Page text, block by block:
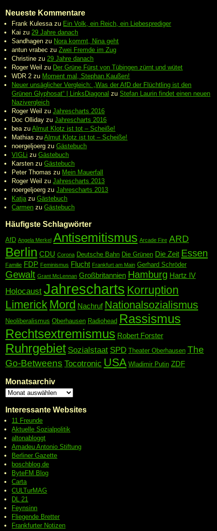
Neueste Kommentare
Frank Kulessa zu Ein Volk, ein Reich, ein Liebesprediger
Kai zu 29 Jahre danach
Sandhagen zu Nora kommt, Nina geht
antun vrabec zuZwei Fremde im Zug
Christine zu 29 Jahre danach
Roger Weil zu Der Grüne Fürst von Tübingen zürnt und wütet
WDR 2 zu Moment mal, Stephan Kaußen!
Neuer unsäglicher Vergleich: „Was der AfD der Flüchtling ist den
Grünen Glyphosat“ | LinksDiagonal zuStefan Laurin findet einen neuen
Nazivergleich
Roger Weil zuJahrescharts 2016
Doc Olliday zuJahrescharts 2016
bea zuAlmut Klotz ist tot – Scheiße!
Mathias zuAlmut Klotz ist tot – Scheiße!
noergeljoerg zuGästebuch
VIGLi zuGästebuch
Karsten zuGästebuch
Peter Thomas zu Mein Mauerfall
Roger Weil zuJahrescharts 2013
noergeljoerg zuJahrescharts 2013
Katja zuGästebuch
Carmen zuGästebuch
Häufigste Schlagwörter
AfD Angela Merkel Antisemitismus Arcade Fire ARD
Berlin CDU Corona Deutsche Bahn Die Grünen Die Zeit Essen
Familie FDP Feminismus Flucht Frankfurt am Main Gerhard Schröder
Gewalt Grant McLennan Großbritannien Hamburg Hartz IV
Holocaust Jahrescharts Korruption
Limerick Mord Nachruf Nationalsozialismus
Neoliberalismus Oberhausen Radiohead Rassismus
Rechtsextremismus Robert Forster
Ruhrgebiet Sozialstaat SPD Theater Oberhausen The
Go-Betweens Tocotronic USA Wladimir Putin ZDF
Monatsarchiv
Interessante Websites
11 Freunde
Aktuelle Sozialpolitik
altonabloggt
Amadeu Antonio Stiftung
Berliner Gazette
boschblog.de
ByteFM Blog
Carta
CULTurMAG
DL 21
Feynsinn
Fliegende Bretter
Frankfurter Notizen